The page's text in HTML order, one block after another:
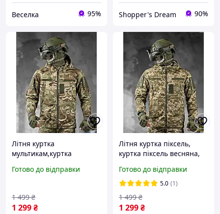
Веселка 95% Shopper's Dream 90%
Літня куртка
мультикам,куртка
літня польова куртка
тактична куртка
мультикам ріпстоп
Готово до відправки
1 299₴
1 499 ₴
Літня куртка піксель,
куртка піксель весняна,
куртка піксель, чоловіча
тактична куртка піксель
ріпстоп
Готово до відправки
5.0 (1)
1 299₴
1 499 ₴